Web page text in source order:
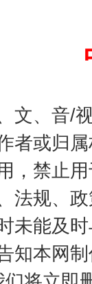
文、音/
者或归
，禁止
法规、
未能及
知本网